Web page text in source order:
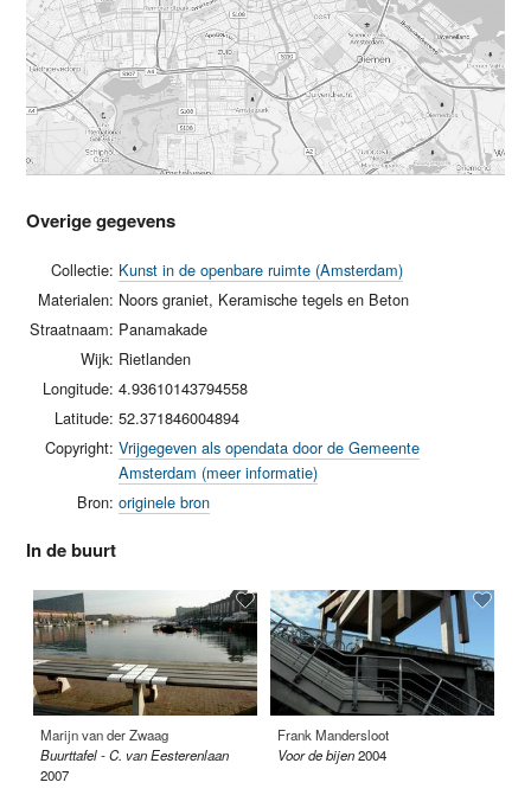
Overige gegevens
Collectie: Kunst in de openbare ruimte (Amsterdam)
Materialen: Noors graniet, Keramische tegels en Beton
Straatnaam: Panamakade
Wijk: Rietlanden
Longitude: 4.93610143794558
Latitude: 52.371846004894
Copyright: Vrijgegeven als opendata door de Gemeente
Amsterdam (meer informatie)
Bron: originele bron
In de buurt
Marijn van der Zwaag
Buurttafel - C. van Eesterenlaan
2007
Frank Mandersloot
Voor de bijen2004